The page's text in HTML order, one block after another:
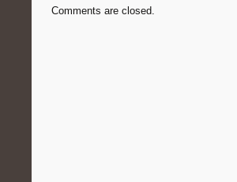
Comments are closed.